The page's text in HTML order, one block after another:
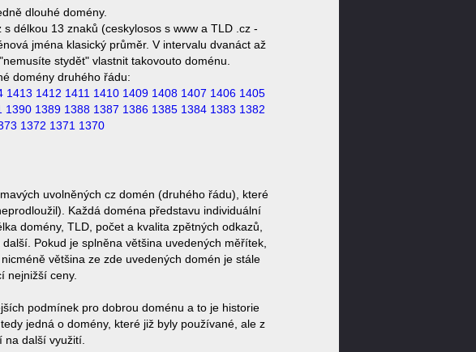
dlouhé domény.
délkou 13 znaků (ceskylosos s www a TLD .cz -
jména klasický průměr. V intervalu dvanáct až
stydět" vlastnit takovouto doménu.
domény druhého řádu:
1413 1412 1411 1410 1409 1408 1407 1406 1405
1390 1389 1388 1387 1386 1385 1384 1383 1382
1372 1371 1370
uvolněných cz domén (druhého řádu), které
Každá doména představu individuální
domény, TLD, počet a kvalita zpětných odkazů,
Pokud je splněna většina uvedených měřítek,
většina ze zde uvedených domén je stále
nejnižší ceny.
podmínek pro dobrou doménu a to je historie
jedná o domény, které již byly používané, ale z
další využití.